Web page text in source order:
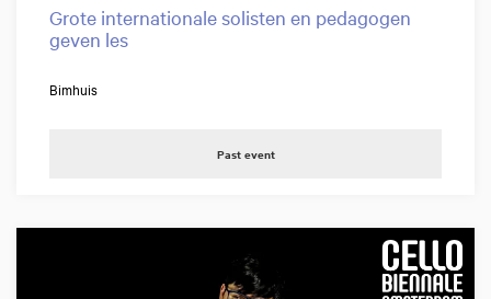
Grote internationale solisten en pedagogen
geven les
Bimhuis
Past event